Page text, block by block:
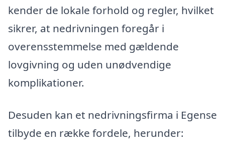
kender de lokale forhold og regler, hvilket
sikrer, at nedrivningen foregår i
overensstemmelse med gældende
lovgivning og uden unødvendige
komplikationer.
Desuden kan et nedrivningsfirma i Egense
tilbyde en række fordele, herunder: